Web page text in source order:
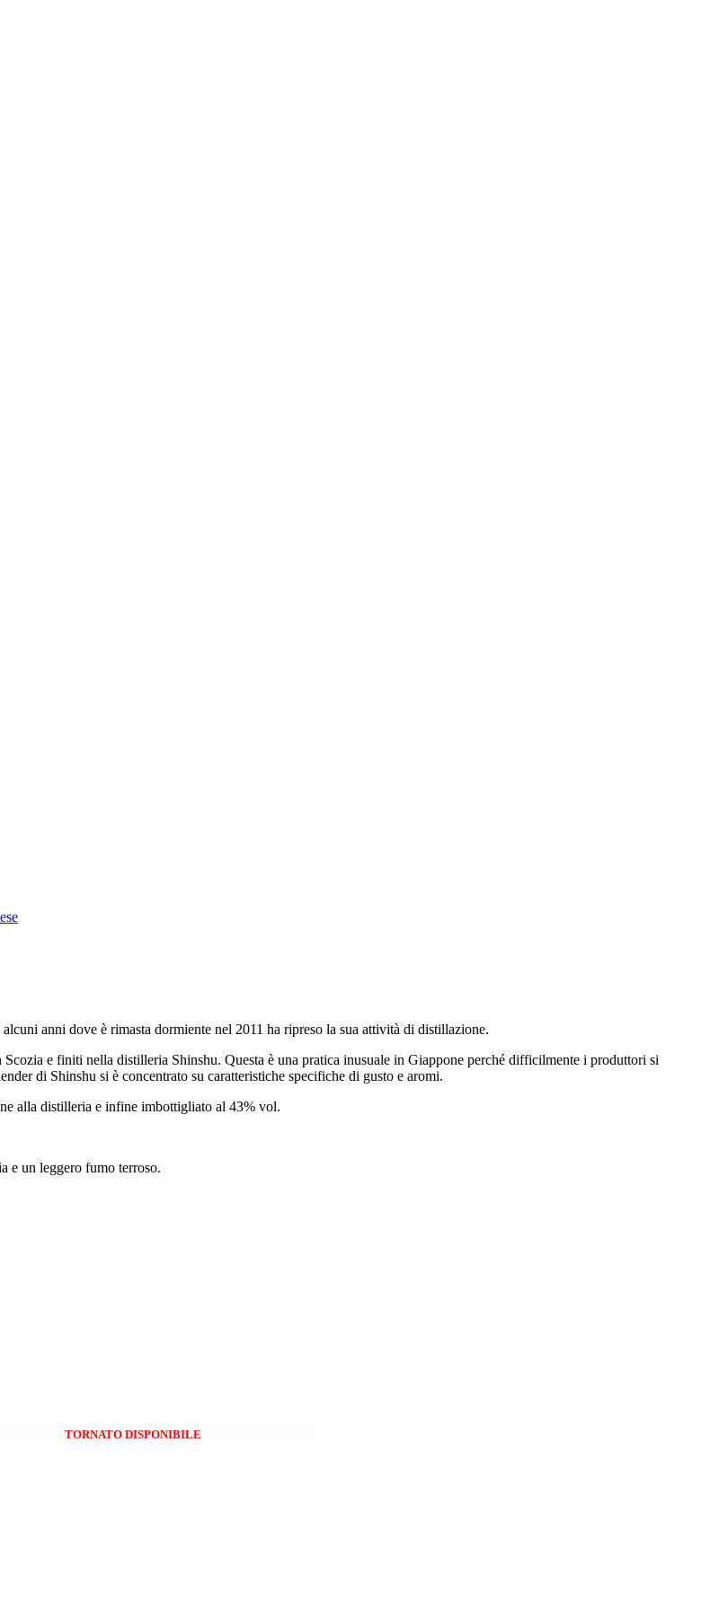
anni dove è rimasta dormiente nel 2011 ha ripreso la sua attività di distillazione.
e finiti nella distilleria Shinshu. Questa è una pratica inusuale in Giappone perché difficilmente i produttori si
di Shinshu si è concentrato su caratteristiche specifiche di gusto e aromi.
alla distilleria e infine imbottigliato al 43% vol.
e un leggero fumo terroso.
TORNATO DISPONIBILE